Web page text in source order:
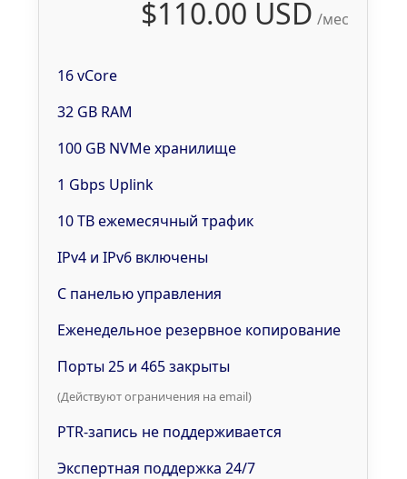
$110.00 USD /мес
16 vCore
32 GB RAM
100 GB NVMe хранилище
1 Gbps Uplink
10 TB ежемесячный трафик
IPv4 и IPv6 включены
С панелью управления
Еженедельное резервное копирование
Порты 25 и 465 закрыты
(Действуют ограничения на email)
PTR-запись не поддерживается
Экспертная поддержка 24/7